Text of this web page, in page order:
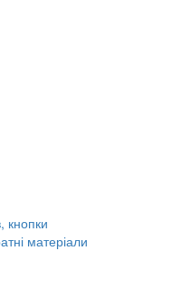
кнопки
матеріали